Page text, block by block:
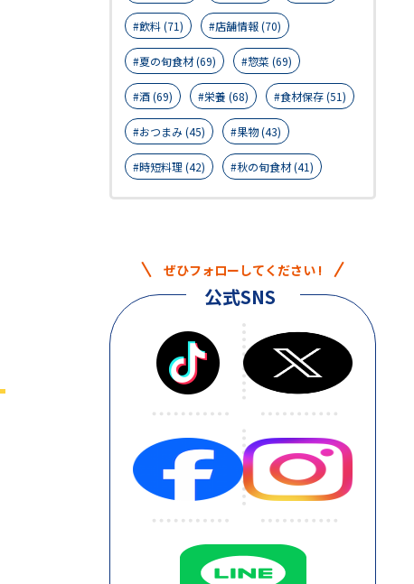
飲料 (71) 店舗情報 (70)
夏の旬食材 (69) 惣菜 (69)
酒 (69) 栄養 (68) 食材保存 (51)
おつまみ (45) 果物 (43)
時短料理 (42) 秋の旬食材 (41)
ぜひフォローしてください !
公式SNS